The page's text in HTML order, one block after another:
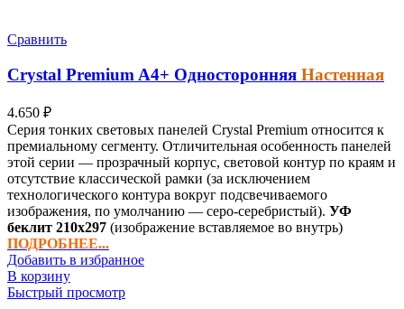
Сравнить
Crystal Premium A4+ Односторонняя Настенная
4.650 ₽
Серия тонких световых панелей Crystal Premium относится к
премиальному сегменту. Отличительная особенность панелей
этой серии — прозрачный корпус, световой контур по краям и
отсутствие классической рамки (за исключением
технологического контура вокруг подсвечиваемого
изображения, по умолчанию — серо-серебристый). УФ
беклит 210х297 (изображение вставляемое во внутрь)
ПОДРОБНЕЕ...
Добавить в избранное
В корзину
Быстрый просмотр